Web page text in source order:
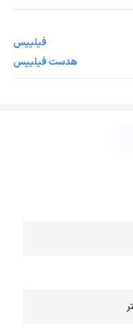
فیلیپس
هدست فیلیپس